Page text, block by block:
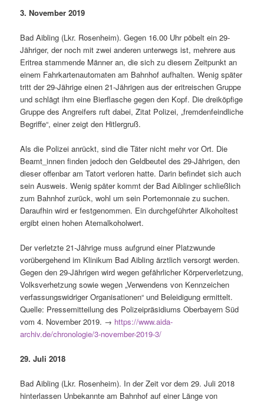
3. November 2019
Bad Aibling (Lkr. Rosenheim). Gegen 16.00 Uhr pöbelt ein 29-
Jähriger, der noch mit zwei anderen unterwegs ist, mehrere aus
Eritrea stammende Männer an, die sich zu diesem Zeitpunkt an
einem Fahrkartenautomaten am Bahnhof aufhalten. Wenig später
tritt der 29-Jährige einen 21-Jährigen aus der eritreischen Gruppe
und schlägt ihm eine Bierflasche gegen den Kopf. Die dreiköpfige
Gruppe des Angreifers ruft dabei, Zitat Polizei, „fremdenfeindliche
Begriffe“, einer zeigt den Hitlergruß.
Als die Polizei anrückt, sind die Täter nicht mehr vor Ort. Die
Beamt_innen finden jedoch den Geldbeutel des 29-Jährigen, den
dieser offenbar am Tatort verloren hatte. Darin befindet sich auch
sein Ausweis. Wenig später kommt der Bad Aiblinger schließlich
zum Bahnhof zurück, wohl um sein Portemonnaie zu suchen.
Daraufhin wird er festgenommen. Ein durchgeführter Alkoholtest
ergibt einen hohen Atemalkoholwert.
Der verletzte 21-Jährige muss aufgrund einer Platzwunde
vorübergehend im Klinikum Bad Aibling ärztlich versorgt werden.
Gegen den 29-Jährigen wird wegen gefährlicher Körperverletzung,
Volksverhetzung sowie wegen „Verwendens von Kennzeichen
verfassungswidriger Organisationen“ und Beleidigung ermittelt.
Quelle: Pressemitteilung des Polizeipräsidiums Oberbayern Süd
vom 4. November 2019. → https://www.aida-
archiv.de/chronologie/3-november-2019-3/
29. Juli 2018
Bad Aibling (Lkr. Rosenheim). In der Zeit vor dem 29. Juli 2018
hinterlassen Unbekannte am Bahnhof auf einer Länge von